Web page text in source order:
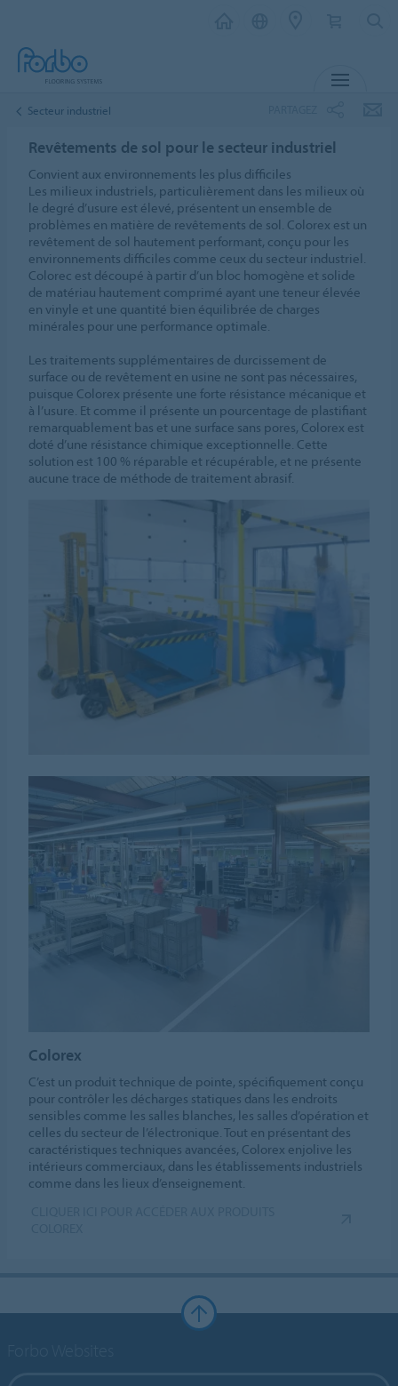
Secteur industriel
Revêtements de sol pour le secteur industriel
Convient aux environnements les plus difficiles
Les milieux industriels, particulièrement dans les milieux où
le degré d’usure est élevé, présentent un ensemble de
problèmes en matière de revêtements de sol. Colorex est un
revêtement de sol hautement performant, conçu pour les
environnements difficiles comme ceux du secteur industriel.
Colorec est découpé à partir d’un bloc homogène et solide
de matériau hautement comprimé ayant une teneur élevée
en vinyle et une quantité bien équilibrée de charges
minérales pour une performance optimale.
Les traitements supplémentaires de durcissement de
surface ou de revêtement en usine ne sont pas nécessaires,
puisque Colorex présente une forte résistance mécanique et
à l’usure. Et comme il présente un pourcentage de plastifiant
remarquablement bas et une surface sans pores, Colorex est
doté d’une résistance chimique exceptionnelle. Cette
solution est 100 % réparable et récupérable, et ne présente
aucune trace de méthode de traitement abrasif.
Colorex
C’est un produit technique de pointe, spécifiquement conçu
pour contrôler les décharges statiques dans les endroits
sensibles comme les salles blanches, les salles d’opération et
celles du secteur de l’électronique. Tout en présentant des
caractéristiques techniques avancées, Colorex enjolive les
intérieurs commerciaux, dans les établissements industriels
comme dans les lieux d’enseignement.